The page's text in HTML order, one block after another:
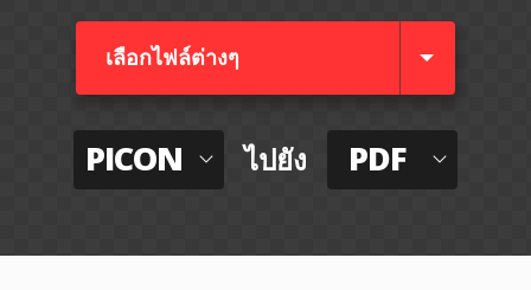
เลือกไฟล์ต่างๆ​
PICON ไปยัง PDF